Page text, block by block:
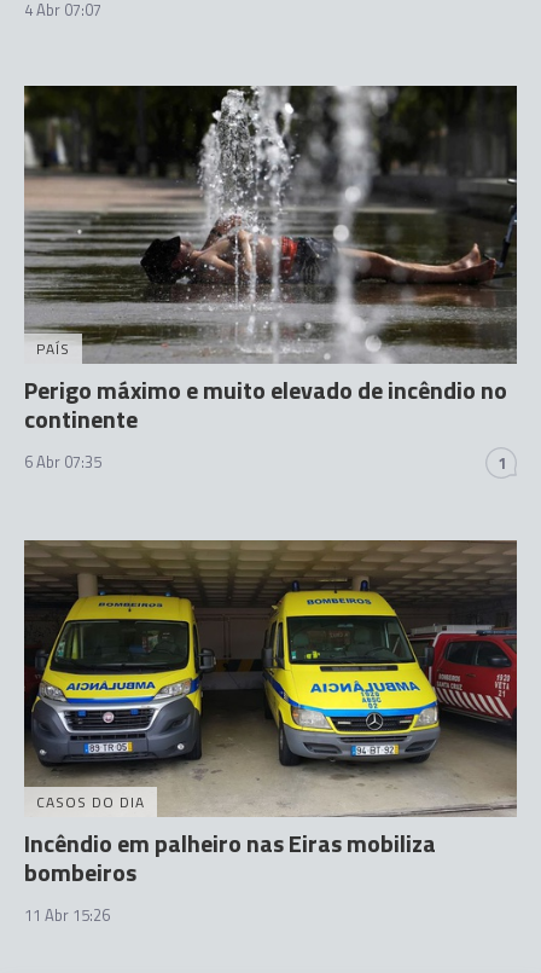
4 Abr 07:07
PAÍS
Perigo máximo e muito elevado de incêndio no
continente
6 Abr 07:35 1
CASOS DO DIA
Incêndio em palheiro nas Eiras mobiliza
bombeiros
11 Abr 15:26